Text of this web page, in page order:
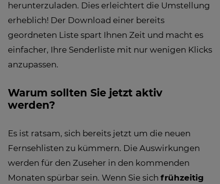
herunterzuladen. Dies erleichtert die Umstellung
erheblich! Der Download einer bereits
geordneten Liste spart Ihnen Zeit und macht es
einfacher, Ihre Senderliste mit nur wenigen Klicks
anzupassen.
Warum sollten Sie jetzt aktiv
werden?
Es ist ratsam, sich bereits jetzt um die neuen
Fernsehlisten zu kümmern. Die Auswirkungen
werden für den Zuseher in den kommenden
Monaten spürbar sein. Wenn Sie sich frühzeitig